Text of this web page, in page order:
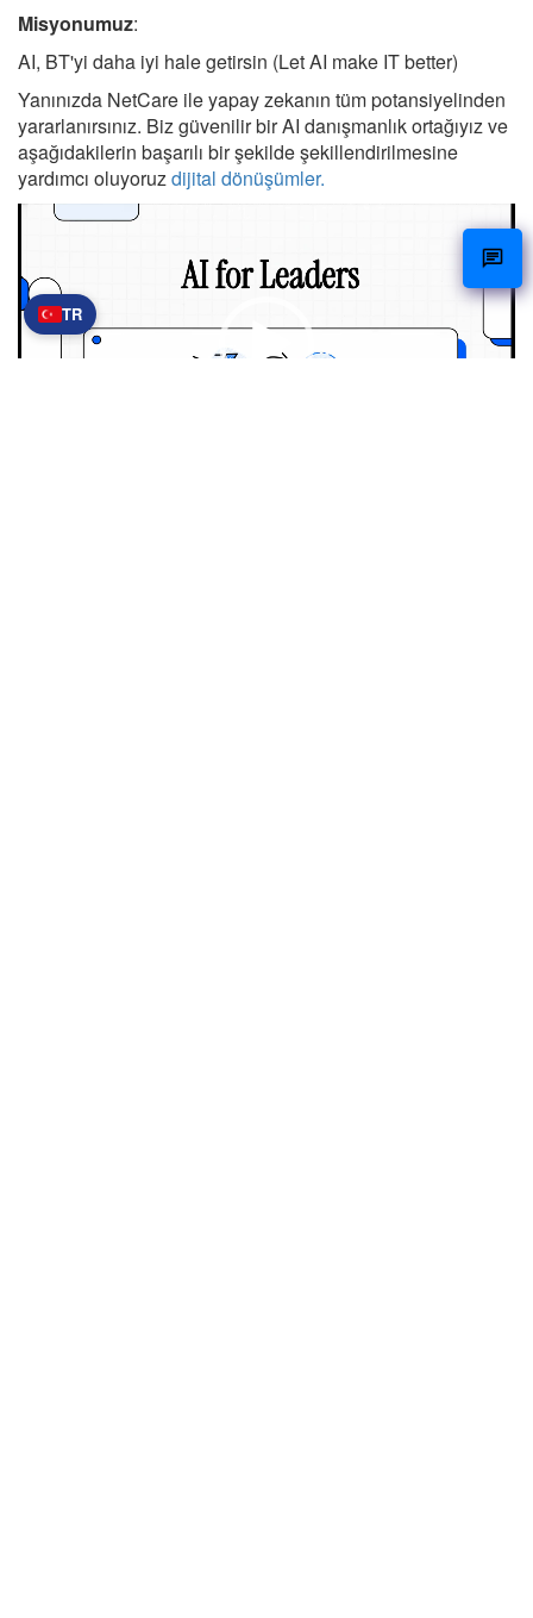
Misyonumuz:
AI, BT'yi daha iyi hale getirsin (Let AI make IT better)
Yanınızda NetCare ile yapay zekanın tüm potansiyelinden
yararlanırsınız. Biz güvenilir bir AI danışmanlık ortağıyız ve
aşağıdakilerin başarılı bir şekilde şekillendirilmesine
yardımcı oluyoruzdijital dönüşümler.
Videospeler
TR